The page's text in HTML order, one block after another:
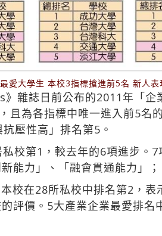
愛大學生 本校3指標搶進前5名 新人表
》雜誌日前公布的2011年「
為各指標中唯一進入前5名
壓性高」排名第5。
校第1，較去年的6項進步。
能力」、「融會貫通能力」
校在28所私校中排名第2，
評價。5大產業企業最愛排